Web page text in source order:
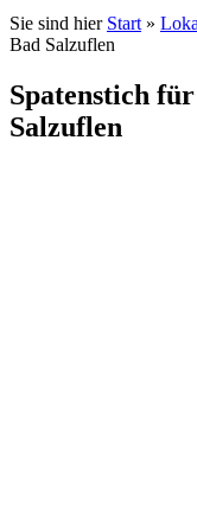
Sie sind hier Start »
Bad Salzuflen
Spatenstich
Salzuflen